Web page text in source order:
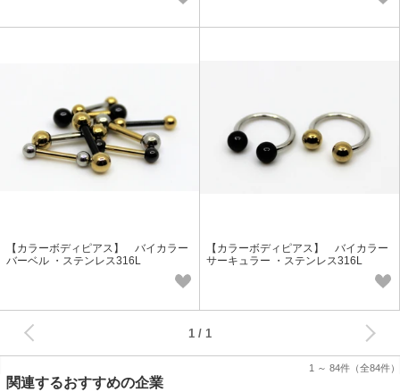
【カラーボディピアス】 バイカラー
バーベル ・ステンレス316L
【カラーボディピアス】 バイカラー
サーキュラー ・ステンレス316L
1 ～ 84件 （全84件）
1
関連するおすすめの企業